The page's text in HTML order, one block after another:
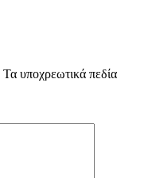
Τα υποχρεωτικά πεδία